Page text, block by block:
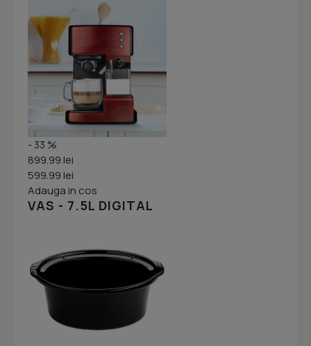
- 33 %
899.99 lei
599.99 lei
Adauga in cos
VAS - 7.5L DIGITAL